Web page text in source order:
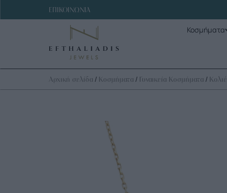
ΕΠΙΚΟΙΝΩΝΙΑ
Κοσμήματα
Αρχική σελίδα / Κοσμήματα / Γυναικεία Κοσμήματα / Κολιέ